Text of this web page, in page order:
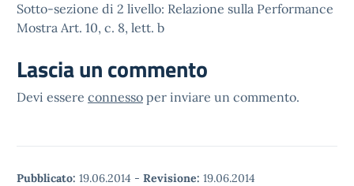
Sotto-sezione di 2 livello: Relazione sulla Performance
Mostra Art. 10, c. 8, lett. b
Lascia un commento
Devi essere connesso per inviare un commento.
Pubblicato: 19.06.2014 - Revisione: 19.06.2014